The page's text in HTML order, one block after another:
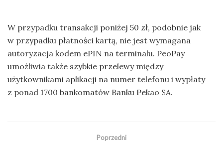
W przypadku transakcji poniżej 50 zł, podobnie jak
w przypadku płatności kartą, nie jest wymagana
autoryzacja kodem ePIN na terminalu. PeoPay
umożliwia także szybkie przelewy między
użytkownikami aplikacji na numer telefonu i wypłaty
z ponad 1700 bankomatów Banku Pekao SA.
Poprzedni